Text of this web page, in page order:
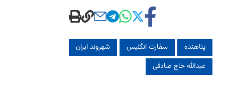
پناهنده سفارت انگلیس
شهروند ایران
عبدالله حاج صادقی